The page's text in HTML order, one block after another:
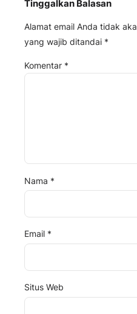
Tinggalkan Balasan
Alamat email Anda tidak
yang wajib ditandai *
Komentar *
Nama *
Email *
Situs Web